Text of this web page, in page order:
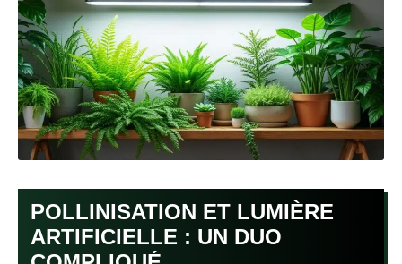
POLLINISATION ET LUMIÈRE
ARTIFICIELLE : UN DUO